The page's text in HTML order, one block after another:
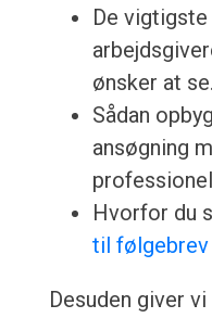
De
ønsker at se.
Sådan
ansøgning
Hvorfor du
til følgebrev
Desuden giver